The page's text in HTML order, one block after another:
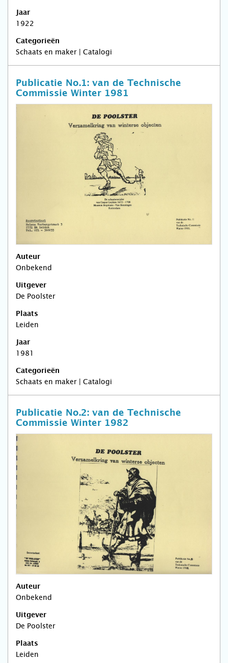
Jaar
1922
Categorieën
Schaats en maker | Catalogi
Publicatie No.1: van de Technische
Commissie Winter 1981
Auteur
Onbekend
Uitgever
De Poolster
Plaats
Leiden
Jaar
1981
Categorieën
Schaats en maker | Catalogi
Publicatie No.2: van de Technische
Commissie Winter 1982
Auteur
Onbekend
Uitgever
De Poolster
Plaats
Leiden